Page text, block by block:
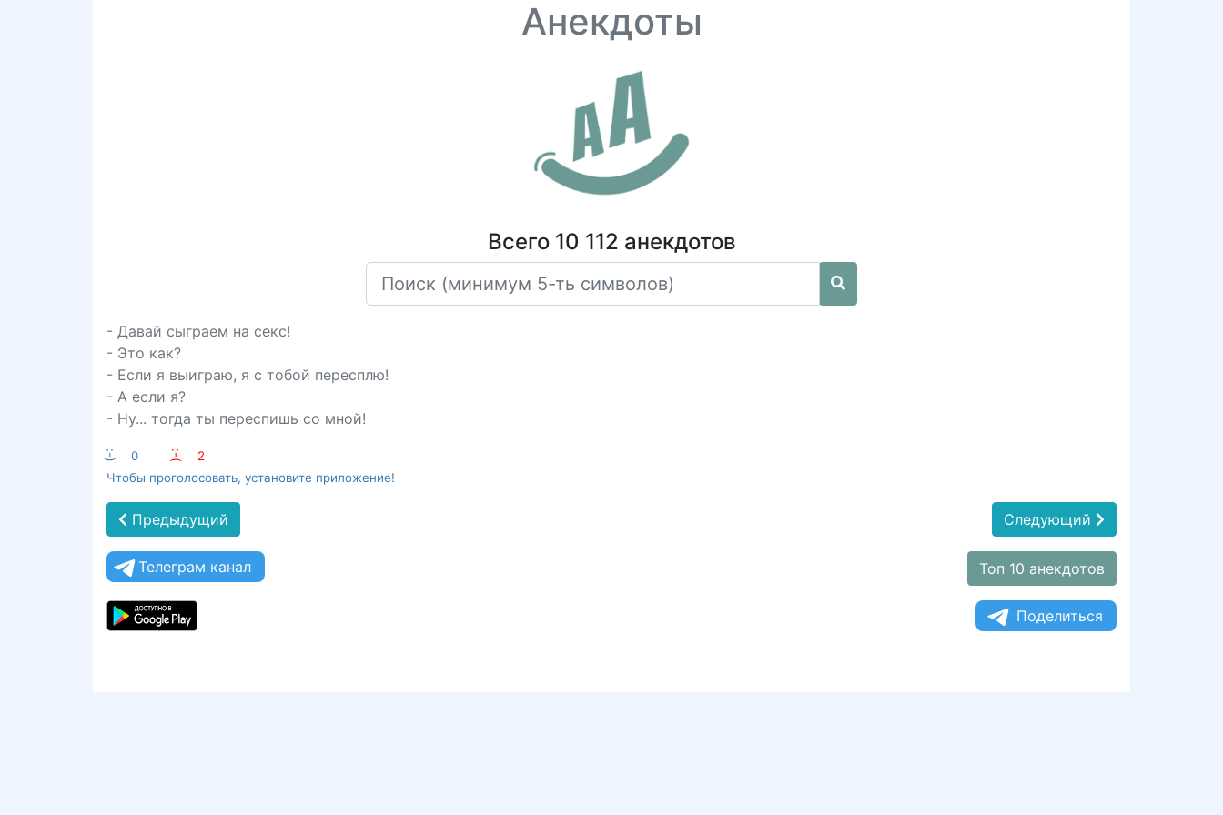
Анекдоты
Всего 10 112 анекдотов
- Давай сыграем на секс!
- Это как?
- Если я выиграю, я с тобой пересплю!
- А если я?
- Ну... тогда ты переспишь со мной!
:-) 0 :-(
2
Чтобы проголосовать, установите приложение!
Предыдущий Следующий
Телеграм канал Топ 10 анекдотов
Поделиться